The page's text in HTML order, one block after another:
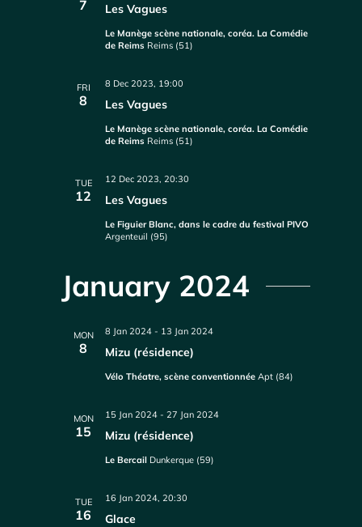
7 Les Vagues
Le Manège scène nationale, coréa. La Comédie
de Reims Reims (51)
FRI
8 Les Vagues
8 Dec 2023, 19:00
Le Manège scène nationale, coréa. La Comédie
de Reims Reims (51)
TUE
12 Les Vagues
12 Dec 2023, 20:30
Le Figuier Blanc, dans le cadre du festival PIVO
Argenteuil (95)
January 2024
MON
8 Mizu (résidence)
8 Jan 2024 - 13 Jan 2024
Vélo Théatre, scène conventionnéeApt (84)
MON
15 Mizu (résidence)
15 Jan 2024 -27 Jan 2024
Le Bercail Dunkerque (59)
TUE
16 Glace
16 Jan 2024, 20:30